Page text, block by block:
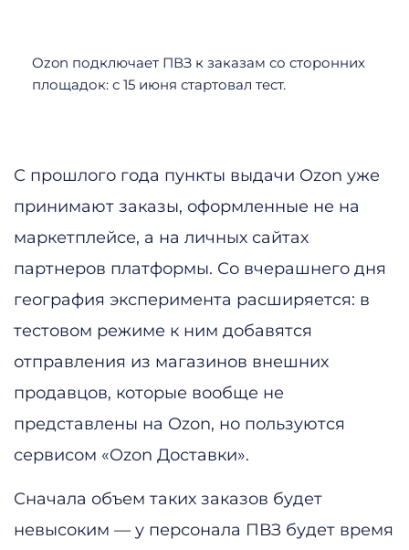
Ozon подключает ПВЗ к заказам со сторонних
площадок: с 15 июня стартовал тест.
С прошлого года пункты выдачи Ozon уже
принимают заказы, оформленные не на
маркетплейсе, а на личных сайтах
партнеров платформы. Со вчерашнего дня
география эксперимента расширяется: в
тестовом режиме к ним добавятся
отправления из магазинов внешних
продавцов, которые вообще не
представлены на Ozon, но пользуются
сервисом «Ozon Доставки».
Сначала объем таких заказов будет
невысоким — у персонала ПВЗ будет время